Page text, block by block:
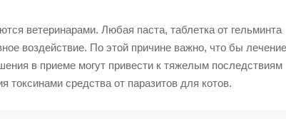
ветеринарами. Любая паста, таблетка от гельминта
воздействие. По этой причине важно, что бы лечение
в приеме могут привести к тяжелым последствиям
средства от паразитов для котов.